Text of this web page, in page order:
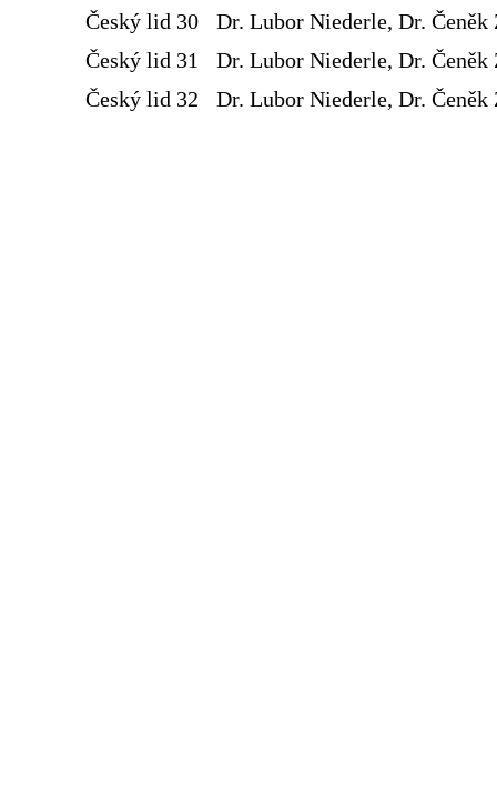
Český lid 30
Dr. Lubor Niederle, Dr. Čeněk
Český lid 31
Dr. Lubor Niederle, Dr. Čeněk
Český lid 32
Dr. Lubor Niederle, Dr. Čeněk